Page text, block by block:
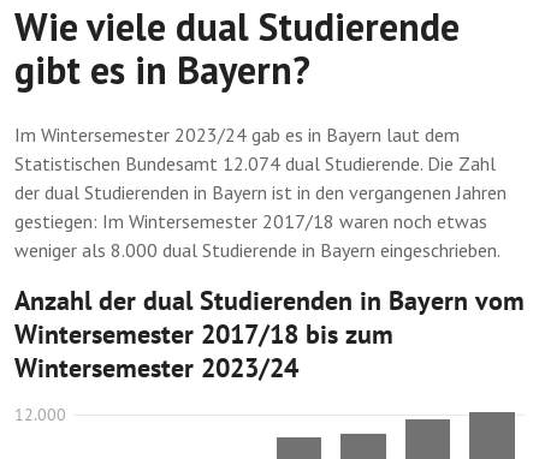
Wie viele dual Studierende
gibt es in Bayern?
Im Wintersemester 2023/24 gab es in Bayern laut dem
Statistischen Bundesamt 12.074 dual Studierende. Die Zahl
der dual Studierenden in Bayern ist in den vergangenen Jahren
gestiegen: Im Wintersemester 2017/18 waren noch etwas
weniger als 8.000 dual Studierende in Bayern eingeschrieben.